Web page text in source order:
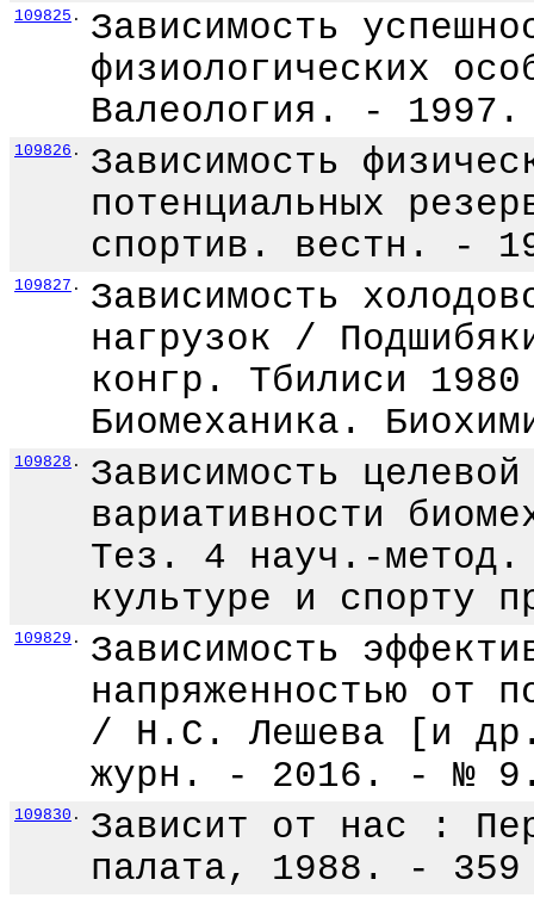
109825 .
Зависимость
физиологических
Валеология. -
109826 .
Зависимость
потенциальных
спортив. вестн. -
109827 .
Зависимость
нагрузок /
конгр. Тбилиси
Биомеханика.
109828 .
Зависимость
вариативности
Тез. 4 науч.-метод.
культуре и спорту
109829 .
Зависимость
напряженностью от
/ Н.С. Лешева [и
журн. - 2016. - №
109830 .
Зависит от нас :
палата, 1988. -